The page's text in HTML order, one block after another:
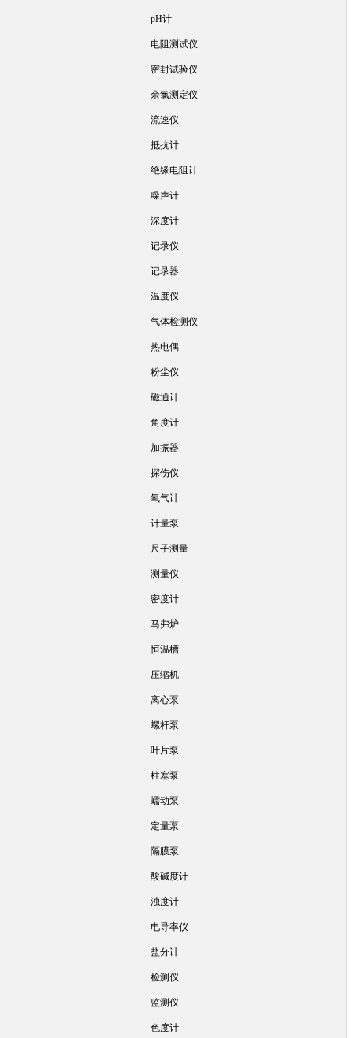
pH计
电阻测试仪
密封试验仪
余氯测定仪
流速仪
抵抗计
绝缘电阻计
噪声计
深度计
记录仪
记录器
温度仪
气体检测仪
热电偶
粉尘仪
磁通计
角度计
加振器
探伤仪
氧气计
计量泵
尺子测量
测量仪
密度计
马弗炉
恒温槽
压缩机
离心泵
螺杆泵
叶片泵
柱塞泵
蠕动泵
定量泵
隔膜泵
酸碱度计
浊度计
电导率仪
盐分计
检测仪
监测仪
色度计